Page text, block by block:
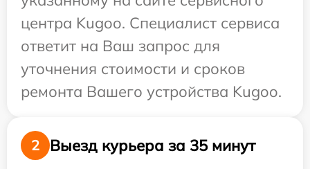
центра Kugoo. Специалист сервиса
ответит на Ваш запрос для
уточнения стоимости и сроков
ремонта Вашего устройства Kugoo.
2
Выезд курьера за 35 минут